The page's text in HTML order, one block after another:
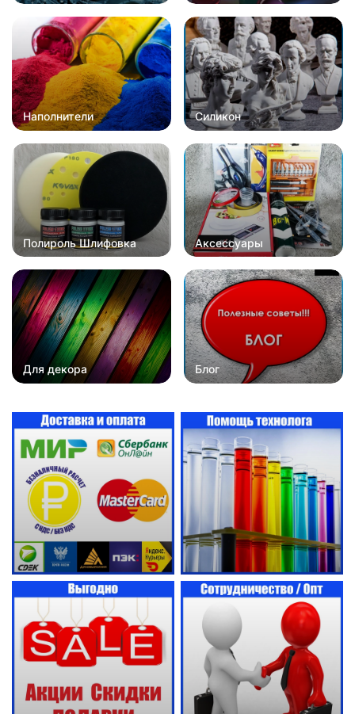
Наполнители Силикон
Полироль Шлифовка Аксессуары
Для декора Блог